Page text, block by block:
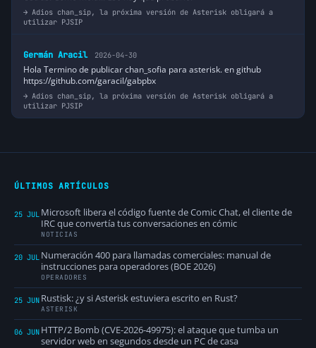
Adios chan_sip, la próxima versión de Asterisk obligará a
utilizar PJSIP
Germán Aracil 2026-04-30
Hola Termino de publicar chan_sofia para asterisk. en github
https://github.com/garacil/gabpbx
Adios chan_sip, la próxima versión de Asterisk obligará a
utilizar PJSIP
ÚLTIMOS ARTÍCULOS
25 JUL Microsoft libera el código fuente de Comic Chat, el cliente de
IRC que convertía tus conversaciones en cómic
NOTICIAS
20 JUL Numeración 400 para llamadas comerciales: manual de
instrucciones para operadores (BOE 2026)
OPERADORES
25 JUN Rustisk: ¿y si Asterisk estuviera escrito en Rust?
ASTERISK
06 JUN HTTP/2 Bomb (CVE-2026-49975): el ataque que tumba un
servidor web en segundos desde un PC de casa